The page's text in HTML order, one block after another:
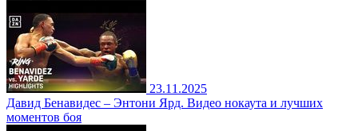
23.11.2025
Давид Бенавидес – Энтони Ярд. Видео нокаута и лучших
моментов боя